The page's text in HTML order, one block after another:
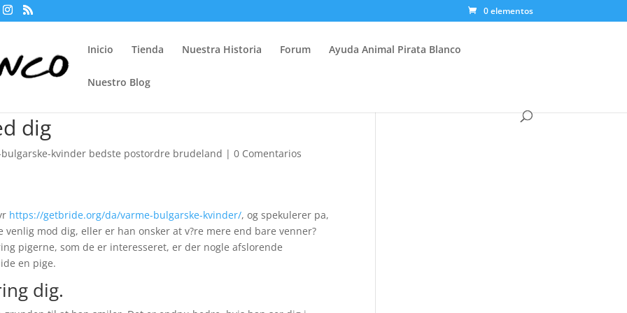
0 elementos
Inicio Tienda Nuestra Historia Forum Ayuda Animal Pirata Blanco
Nuestro Blog
dig
kvinder bedste postordre brudeland |0 Comentarios
https://getbride.org/da/varme-bulgarske-kvinder/, og spekulerer pa,
mod dig, eller er han onsker at v?re mere end bare venner?
pigerne, som de er interesseret, er der nogle afslorende
en pige.
dig.